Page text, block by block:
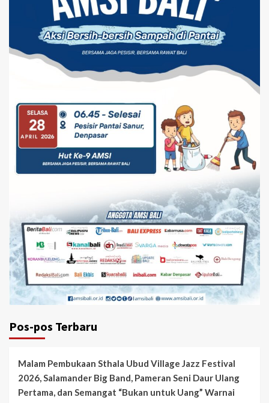
Pos-pos Terbaru
Malam Pembukaan Sthala Ubud Village Jazz Festival
2026, Salamander Big Band, Pameran Seni Daur Ulang
Pertama, dan Semangat “Bukan untuk Uang” Warnai